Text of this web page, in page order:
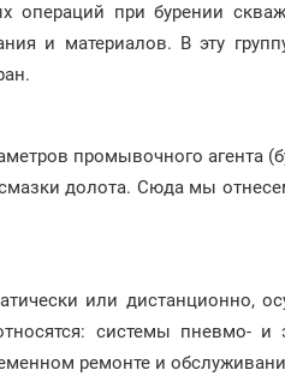
операций при бурении
и материалов. В эту
промывочного агента
долота. Сюда мы
или дистанционно,
системы пневмо- и
ремонте и